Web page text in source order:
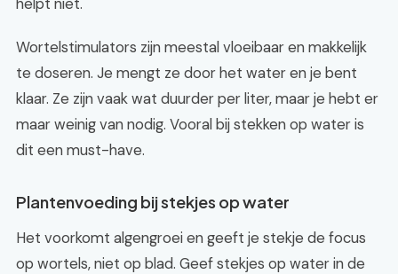
Wortelstimulators zijn meestal vloeibaar en makkelijk
te doseren. Je mengt ze door het water en je bent
klaar. Ze zijn vaak wat duurder per liter, maar je hebt er
maar weinig van nodig. Vooral bij stekken op water is
dit een must-have.
Plantenvoeding bij stekjes op water
Het voorkomt algengroei en geeft je stekje de focus
op wortels, niet op blad. Geef stekjes op water in de